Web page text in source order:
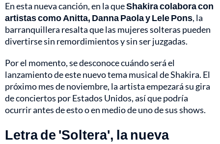
En esta nueva canción, en la queShakira colabora con
artistas como Anitta, Danna Paola y Lele Pons, la
barranquillera resalta que las mujeres solteras pueden
divertirse sin remordimientos y sin ser juzgadas.
Por el momento, se desconoce cuándo será el
lanzamiento de este nuevo tema musical de Shakira. El
próximo mes de noviembre, la artista empezará su gira
de conciertos por Estados Unidos, así que podría
ocurrir antes de esto o en medio de uno de sus shows.
Letra de 'Soltera', la nueva